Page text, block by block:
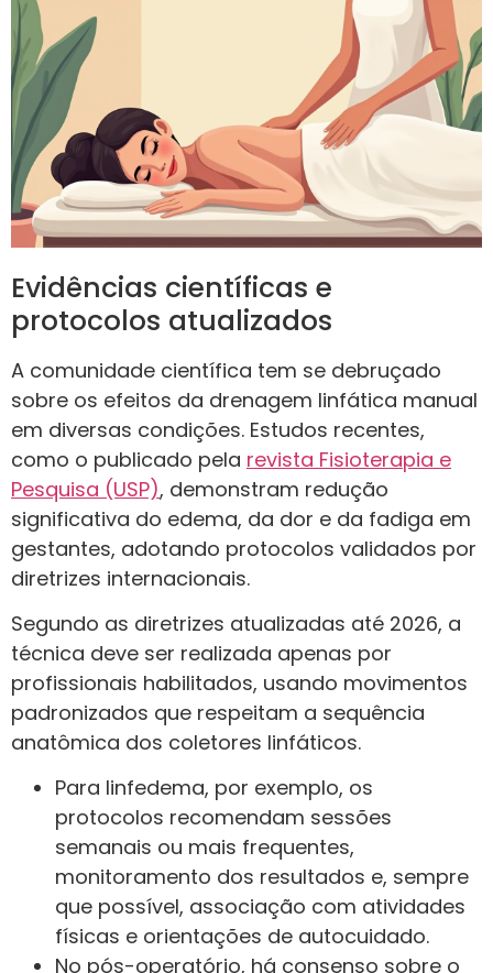
Evidências científicas e
protocolos atualizados
A comunidade científica tem se debruçado
sobre os efeitos da drenagem linfática manual
em diversas condições. Estudos recentes,
como o publicado pela revista Fisioterapia e
Pesquisa (USP), demonstram redução
significativa do edema, da dor e da fadiga em
gestantes, adotando protocolos validados por
diretrizes internacionais.
Segundo as diretrizes atualizadas até 2026, a
técnica deve ser realizada apenas por
profissionais habilitados, usando movimentos
padronizados que respeitam a sequência
anatômica dos coletores linfáticos.
Para linfedema, por exemplo, os
protocolos recomendam sessões
semanais ou mais frequentes,
monitoramento dos resultados e, sempre
que possível, associação com atividades
físicas e orientações de autocuidado.
No pós-operatório, há consenso sobre o